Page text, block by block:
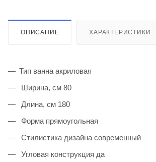
ОПИСАНИЕ ХАРАКТЕРИСТИКИ
Тип ванна акриловая
Ширина, см 80
Длина, см 180
Форма прямоугольная
Стилистика дизайна современный
Угловая конструкция да